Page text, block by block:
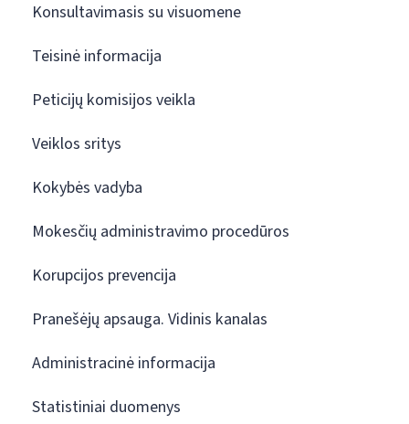
Konsultavimasis su visuomene
Teisinė informacija
Peticijų komisijos veikla
Veiklos sritys
Kokybės vadyba
Mokesčių administravimo procedūros
Korupcijos prevencija
Pranešėjų apsauga. Vidinis kanalas
Administracinė informacija
Statistiniai duomenys